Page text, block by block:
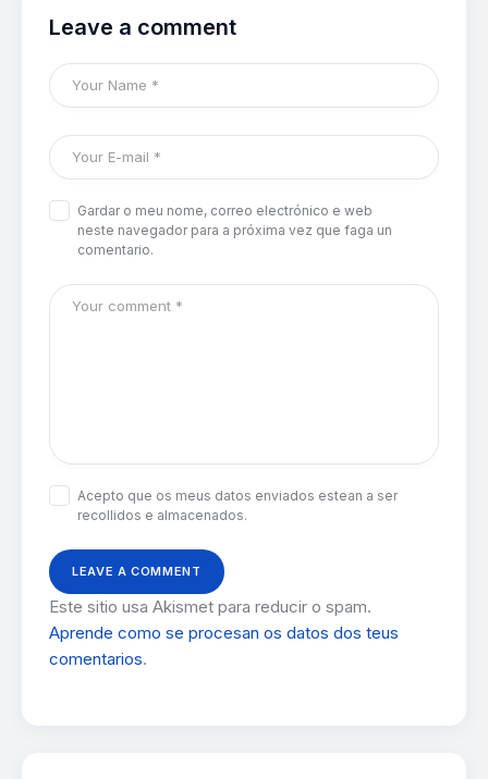
Leave a comment
Gardar o meu nome, correo electrónico e web
neste navegador para a próxima vez que faga un
comentario.
Acepto que os meus datos enviados estean a ser
recollidos e almacenados.
Este sitio usa Akismet para reducir o spam.
Aprende como se procesan os datos dos teus
comentarios.